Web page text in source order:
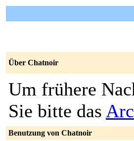
Über Chatnoir
Um frühere
Sie bitte das
Benutzung von Chatnoir